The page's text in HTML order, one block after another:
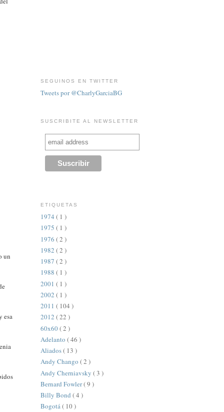
un
esa
SEGUINOS EN TWITTER
Tweets por @CharlyGarciaBG
SUSCRIBITE AL NEWSLETTER
ETIQUETAS
1974 ( 1 )
1975 ( 1 )
1976 ( 2 )
1982 ( 2 )
1987 ( 2 )
1988 ( 1 )
2001 ( 1 )
2002 ( 1 )
2011 ( 104 )
2012 ( 22 )
60x60( 2 )
Adelanto ( 46 )
Aliados( 13 )
Andy Chango ( 2 )
Andy Cherniavsky ( 3 )
Bernard Fowler( 9 )
Billy Bond ( 4 )
Bogotá( 10 )